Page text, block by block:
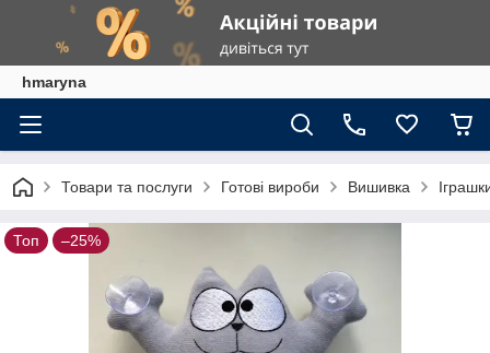
hmaryna
Товари та послуги Готові вироби Вишивка
Топ –25%